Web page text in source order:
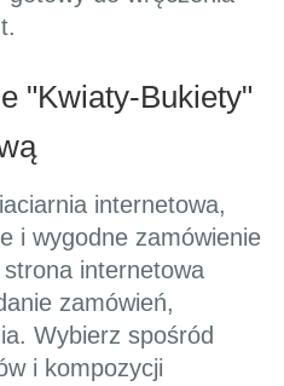
"Kwiaty-Bukiety"
internetowa,
i wygodne zamówienie
internetowa
zamówień,
Wybierz spośród
i kompozycji